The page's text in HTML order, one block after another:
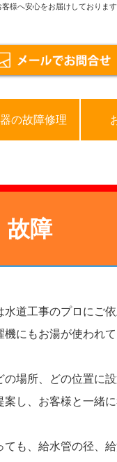
様へ安心をお届けしております
の故障修理
故障
道工事のプロにご依
にもお湯が使われて
場所、どの位置に
し、お客様と一緒に
も、給水管の径、